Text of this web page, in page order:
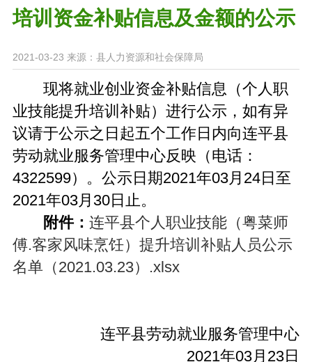
培训资金补贴信息及金额的公示
2021-03-23 来源：县人力资源和社会保障局
现将就业创业资金补贴信息（个人职
业技能提升培训补贴）进行公示，如有异
议请于公示之日起五个工作日内向连平县
劳动就业服务管理中心反映（电话：
4322599）。公示日期2021年03月24日至
2021年03月30日止。
附件： 连平县个人职业技能（粤菜师
傅.客家风味烹饪）提升培训补贴人员公示
名单（2021.03.23）.xlsx
连平县劳动就业服务管理中心
2021年03月23日